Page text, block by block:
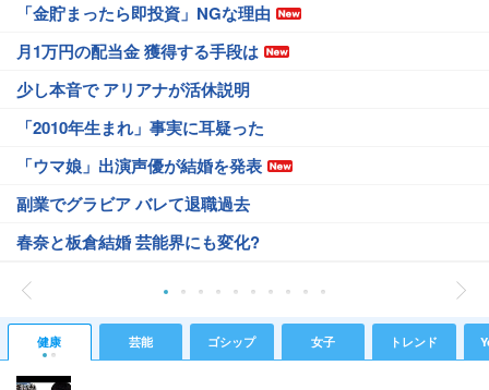
「金貯まったら即投資」NGな理由
月1万円の配当金 獲得する手段は
少し本音で アリアナが活休説明
「2010年生まれ」事実に耳疑った
「ウマ娘」出演声優が結婚を発表
副業でグラビア バレて退職過去
春奈と板倉結婚 芸能界にも変化?
健康 芸能 ゴシップ 女子 トレンド